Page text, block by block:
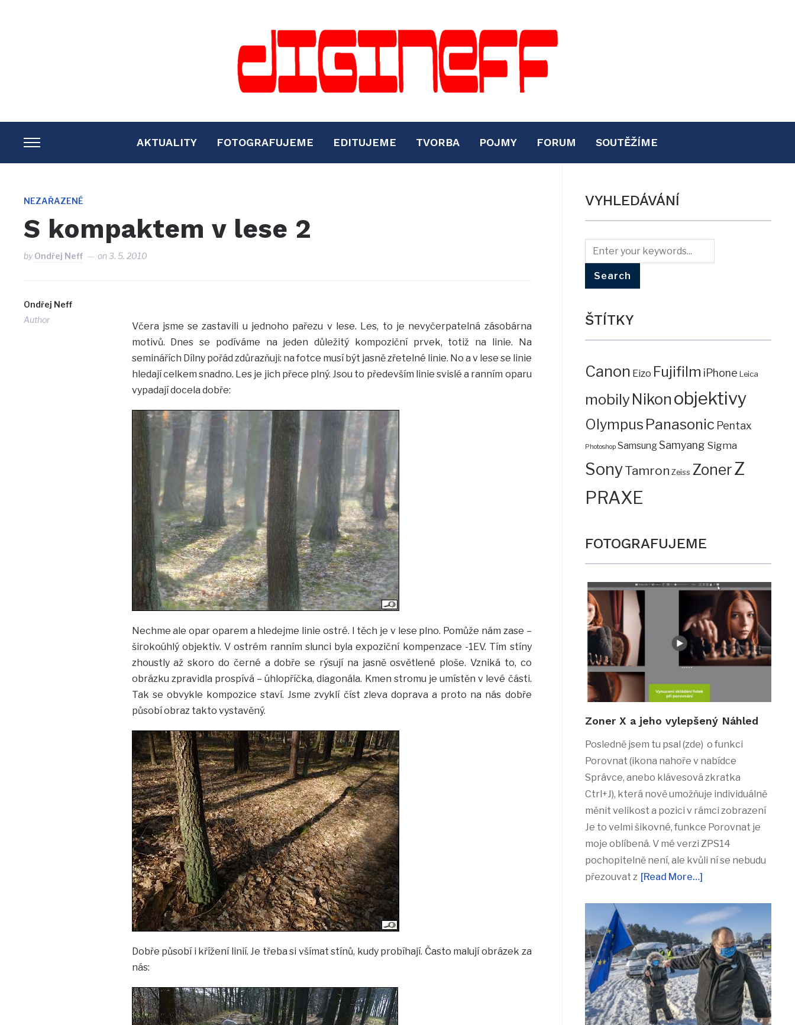
TOGGLE
SIDEBAR
NAVIGATION
AKTUALITY FOTOGRAFUJEME EDITUJEME TVORBA POJMY FORUM SOUTĚŽÍME
NEZAŘAZENÉ
S kompaktem v lese 2
byOndřej Neff on3. 5. 2010
Ondřej Neff
Author
Včera jsme se zastavili u jednoho pařezu v lese. Les, to je nevyčerpatelná zásobárna
motivů. Dnes se podíváme na jeden důležitý kompoziční prvek, totiž na linie. Na
seminářích Dílny pořád zdůrazňuji: na fotce musí být jasně zřetelné linie. No a v lese se linie
hledají celkem snadno. Les je jich přece plný. Jsou to především linie svislé a ranním oparu
vypadají docela dobře:
Nechme ale opar oparem a hledejme linie ostré. I těch je v lese plno. Pomůže nám zase –
širokoúhlý objektiv. V ostrém ranním slunci byla expoziční kompenzace -1EV. Tím stíny
zhoustly až skoro do černé a dobře se rýsují na jasně osvětlené ploše. Vzniká to, co
obrázku zpravidla prospívá – úhlopříčka, diagonála. Kmen stromu je umístěn v levé části.
Tak se obvykle kompozice staví. Jsme zvyklí číst zleva doprava a proto na nás dobře
působí obraz takto vystavěný.
Dobře působí i křížení linií. Je třeba si všímat stínů, kudy probíhají. Často malují obrázek za
nás:
VYHLEDÁVÁNÍ
ŠTÍTKY
Canon Eizo Fujifilm iPhone Leica
mobilyNikon objektivy
Olympus Panasonic Pentax
Photoshop SamsungSamyang Sigma
SonyTamron Zeiss ZonerZ
PRAXE
FOTOGRAFUJEME
Zoner X a jeho vylepšený Náhled
Posledně jsem tu psal (zde) o funkci
Porovnat (ikona nahoře v nabídce
Správce, anebo klávesová zkratka
Ctrl+J), která nově umožňuje individuálně
měnit velikost a pozici v rámci zobrazení
Je to velmi šikovné, funkce Porovnat je
moje oblíbená. V mé verzi ZPS14
pochopitelně není, ale kvůli ní se nebudu
přezouvat z [Read More…]